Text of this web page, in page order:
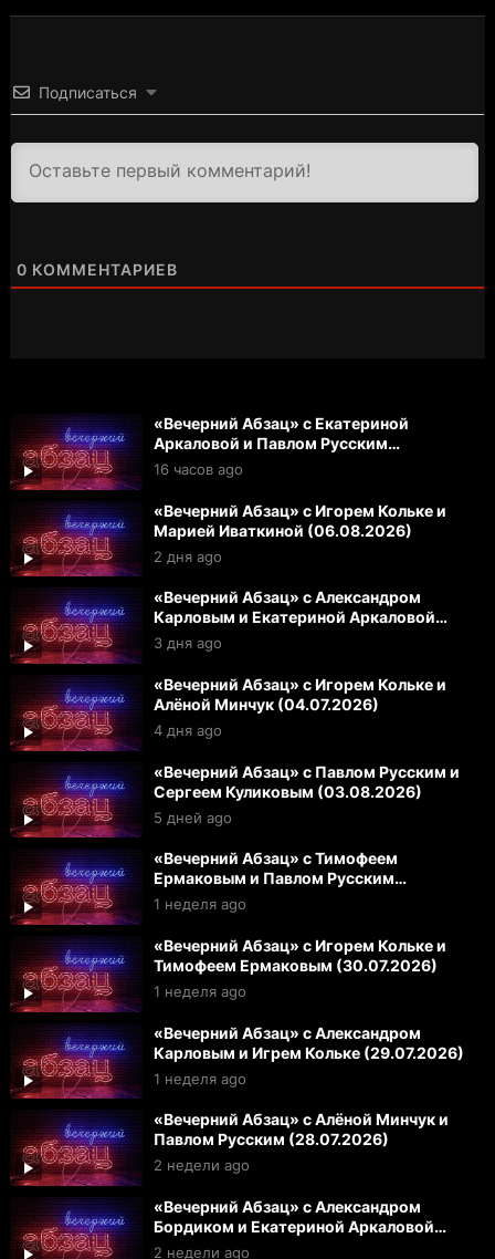
Подписаться
0 КОММЕНТАРИЕВ
«Вечерний Абзац» с Екатериной
Аркаловой и Павлом Русским
(07.08.2026)
16 часов ago
«Вечерний Абзац» с Игорем Кольке и
Марией Иваткиной (06.08.2026)
2 дня ago
«Вечерний Абзац» с Александром
Карловым и Екатериной Аркаловой
(05.08.2026)
3 дня ago
«Вечерний Абзац» с Игорем Кольке и
Алёной Минчук (04.07.2026)
4 дня ago
«Вечерний Абзац» с Павлом Русским и
Сергеем Куликовым (03.08.2026)
5 дней ago
«Вечерний Абзац» с Тимофеем
Ермаковым и Павлом Русским
(31.07.2026)
1 неделя ago
«Вечерний Абзац» с Игорем Кольке и
Тимофеем Ермаковым (30.07.2026)
1 неделя ago
«Вечерний Абзац» с Александром
Карловым и Игрем Кольке (29.07.2026)
1 неделя ago
«Вечерний Абзац» с Алёной Минчук и
Павлом Русским (28.07.2026)
2 недели ago
«Вечерний Абзац» с Александром
Бордиком и Екатериной Аркаловой
(27.07.2026)
2 недели ago